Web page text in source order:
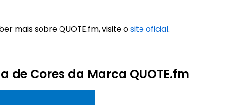
mais sobre QUOTE.fm, visite osite oficial.
de Cores da Marca QUOTE.fm